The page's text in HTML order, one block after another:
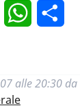
MastodonWhatsApp
alle 20:30 da